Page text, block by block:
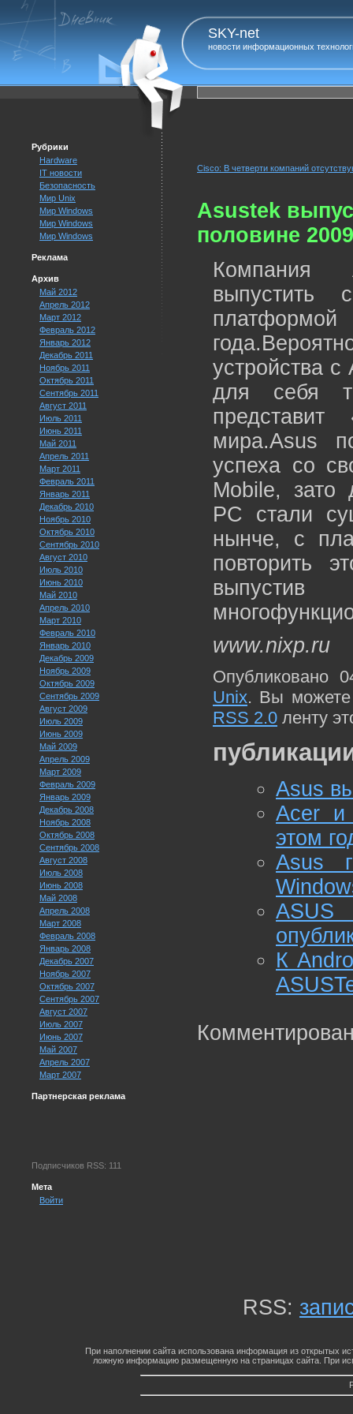
SKY-net
новости информационных
Рубрики
Hardware
IT новости
Безопасность
Мир Unix
Мир Windows
Мир Windows
Мир Windows
Реклама
Архив
Май 2012
Апрель 2012
Март 2012
Февраль 2012
Январь 2012
Декабрь 2011
Ноябрь 2011
Октябрь 2011
Сентябрь 2011
Август 2011
Июль 2011
Июнь 2011
Май 2011
Апрель 2011
Март 2011
Февраль 2011
Январь 2011
Декабрь 2010
Ноябрь 2010
Октябрь 2010
Сентябрь 2010
Август 2010
Июль 2010
Июнь 2010
Май 2010
Апрель 2010
Март 2010
Февраль 2010
Январь 2010
Декабрь 2009
Ноябрь 2009
Октябрь 2009
Сентябрь 2009
Август 2009
Июль 2009
Июнь 2009
Май 2009
Апрель 2009
Март 2009
Февраль 2009
Январь 2009
Декабрь 2008
Ноябрь 2008
Октябрь 2008
Сентябрь 2008
Август 2008
Июль 2008
Июнь 2008
Май 2008
Апрель 2008
Март 2008
Февраль 2008
Январь 2008
Декабрь 2007
Ноябрь 2007
Октябрь 2007
Сентябрь 2007
Август 2007
Июль 2007
Июнь 2007
Май 2007
Апрель 2007
Март 2007
Партнерская реклама
Подписчиков RSS: 111
Мета
Войти
Cisco: В четверти компаний
Asustek
половине
Компания
устройства
для себя
мира.Asus
успеха со
Mobile,
PC стали
нынче, с
повторить
www.nixp.ru
Опубликовано
Unix. Вы можете
RSS 2.0 ленту
Asus
Acer и
этом
Asus
К
RSS:
При наполнении сайта использована информация из открытых
ложную информацию размещенную на страницах сайта. При